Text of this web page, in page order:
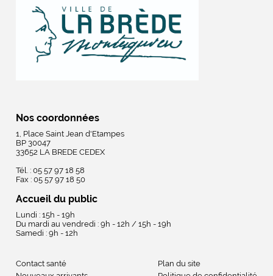
Nos coordonnées
1, Place Saint Jean d'Etampes
BP 30047
33652 LA BREDE CEDEX
Tél. : 05 57 97 18 58
Fax : 05 57 97 18 50
Accueil du public
Lundi : 15h - 19h
Du mardi au vendredi : 9h - 12h / 15h - 19h
Samedi : 9h - 12h
Contact santé
Plan du site